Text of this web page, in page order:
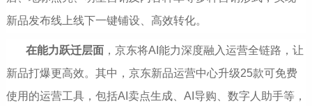
新品发布线上线下一键铺设、高效转化。
在能力跃迁层面，京东将AI能力深度融入运营全链路，让
新品打爆更高效。其中，京东新品运营中心升级25款可免费
使用的运营工具，包括AI卖点生成、AI导购、数字人助手等，